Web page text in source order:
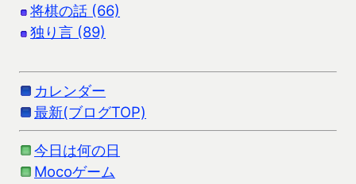
将棋の話 (66)
独り言 (89)
カレンダー
最新(ブログTOP)
今日は何の日
Mocoゲーム